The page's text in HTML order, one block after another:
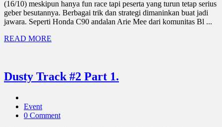
(16/10) meskipun hanya fun race tapi peserta yang turun tetap serius
geber besutannya. Berbagai trik dan strategi dimaninkan buat jadi
jawara. Seperti Honda C90 andalan Arie Mee dari komunitas Bl ...
READ MORE
Dusty Track #2 Part 1.
Event
0 Comment